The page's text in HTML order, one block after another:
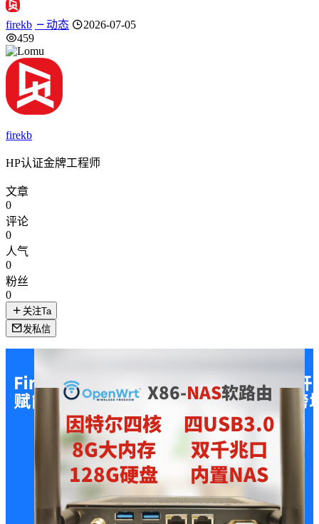
firekb 动态
2026-07-05
459
firekb
HP认证金牌工程师
文章
0
评论
0
人气
0
粉丝
0
关注Ta
发私信